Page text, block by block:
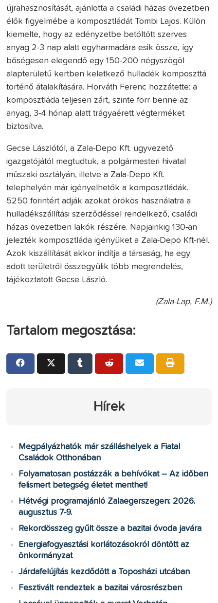
újrahasznosítását, ajánlotta a családi házas övezetben
élők figyelmébe a komposztládát Tombi Lajos. Külön
kiemelte, hogy az edényzetbe betöltött szerves
anyag 2-3 nap alatt egyharmadára esik össze, így
bőségesen elegendő egy 150-200 négyszögöl
alapterületű kertben keletkező hulladék komposzttá
történő átalakítására. Horváth Ferenc hozzátette: a
komposztláda teljesen zárt, szinte forr benne az
anyag, 3-4 hónap alatt trágyaérett végterméket
biztosítva.
Gecse Lászlótól, a Zala-Depo Kft. ügyvezető
igazgatójától megtudtuk, a polgármesteri hivatal
műszaki osztályán, illetve a Zala-Depo Kft.
telephelyén már igényelhetők a komposztládák.
5250 forintért adják azokat örökös használatra a
hulladékszállítási szerződéssel rendelkező, családi
házas övezetben lakók részére. Napjainkig 130-an
jelezték komposztláda igényüket a Zala-Depo Kft-nél.
Azok kiszállítását akkor indítja a társaság, ha egy
adott területről összegyűlik több megrendelés,
tájékoztatott Gecse László.
(Zala-Lap, F.M.)
Tartalom megosztása:
Hírek
Megpályázhatók már szálláshelyek a Fiatal
Családok Otthonában
Folyamatosan postázzák a behívókat – Az időben
felismert betegség életet menthet!
Hétvégi programajánló Zalaegerszegen: 2026.
augusztus 7-9.
Rekordösszeg gyűlt össze a bazitai óvoda javára
Energiafogyasztási korlátozásokról döntött az
önkormányzat
Járdafelújítás kezdődött a Toposházi utcában
Fesztivált rendeztek a bazitai városrészben